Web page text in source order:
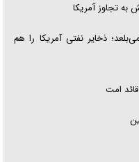
به تجاوز آمریکا
ذخایر نفتی آمریکا را هم
امت